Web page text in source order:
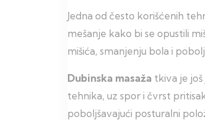
Jedna od često korišćenih
mešanje kako bi se opustili
mišića, smanjenju bola i
Dubinska masaža tkiva je
tehnika, uz spor i čvrst
poboljšavajući posturalni